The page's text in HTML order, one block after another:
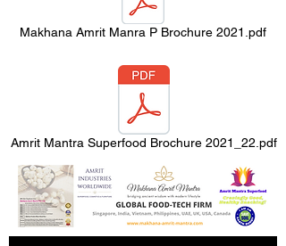
Makhana Amrit Manra P Brochure 2021.pdf
Amrit Mantra Superfood Brochure 2021_22.pdf